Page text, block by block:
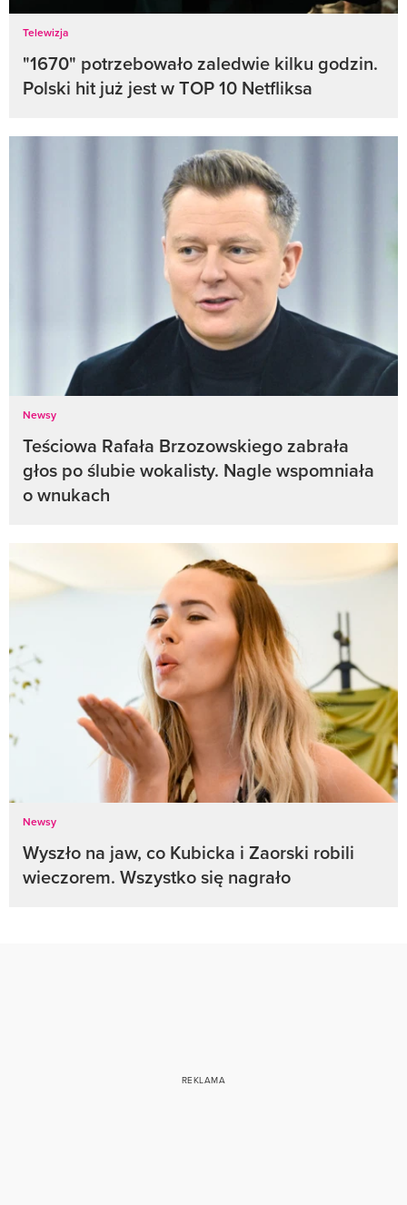
Telewizja
"1670" potrzebowało zaledwie kilku godzin.
Polski hit już jest w TOP 10 Netfliksa
Newsy
Teściowa Rafała Brzozowskiego zabrała
głos po ślubie wokalisty. Nagle wspomniała
o wnukach
Newsy
Wyszło na jaw, co Kubicka i Zaorski robili
wieczorem. Wszystko się nagrało